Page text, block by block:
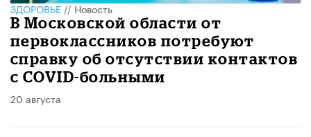
ЗДОРОВЬЕ//Новость
В Московской области от
первоклассников потребуют
справку об отсутствии контактов
с COVID-больными
20 августа